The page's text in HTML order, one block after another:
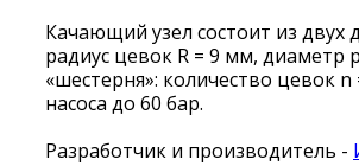
Качающий узел состоит из двух
радиус цевок R = 9 мм,
«шестерня»: количество цевок
насоса до 60 бар.
Разработчик и производитель -